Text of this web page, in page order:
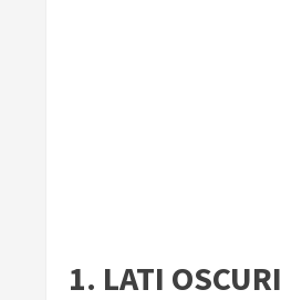
1. LATI OSCURI